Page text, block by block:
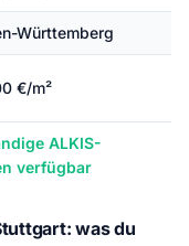
Württemberg
€/m²
ALKIS-
verfügbar
was du